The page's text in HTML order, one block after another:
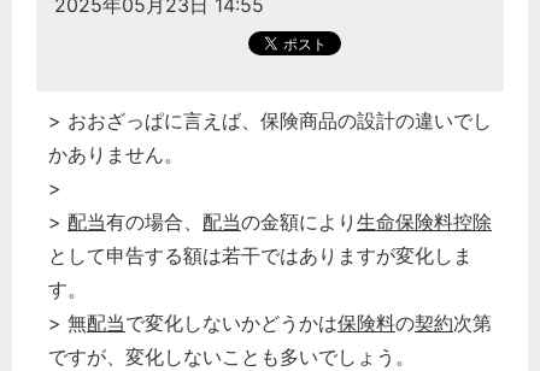
2025年05月23日 14:55
> おおざっぱに言えば、保険商品の設計の違いでし
かありません。
>
> 配当有の場合、 配当の金額により 生命保険料控除
として申告する額は若干ではありますが変化しま
す。
> 無配当で変化しないかどうかは保険料の契約次第
ですが、変化しないことも多いでしょう。